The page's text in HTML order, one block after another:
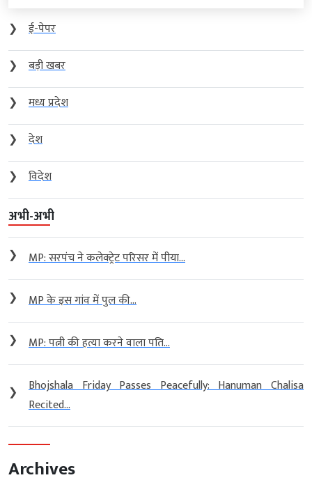
❯
ई-पेपर
❯
बड़ी खबर
❯
मध्य प्रदेश
❯
देश
❯
विदेश
अभी-अभी
❯ MP: सरपंच ने कलेक्ट्रेट परिसर में पीया...
❯ MP के इस गांव में पुल की...
❯ MP: पत्नी की हत्या करने वाला पति...
❯
Bhojshala Friday Passes Peacefully: Hanuman Chalisa
Recited...
Archives